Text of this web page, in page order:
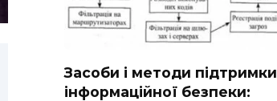
Засоби і методи підтримки
інформаційної безпеки: